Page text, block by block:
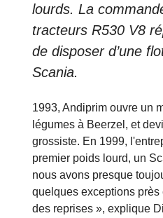
lourds. La
tracteurs R530 V8
de disposer d’une
Scania.
1993, Andiprim ouvre un
légumes à Beerzel, et
grossiste. En 1999,
premier poids lourd, un
nous avons presque
quelques exceptions
des reprises », explique